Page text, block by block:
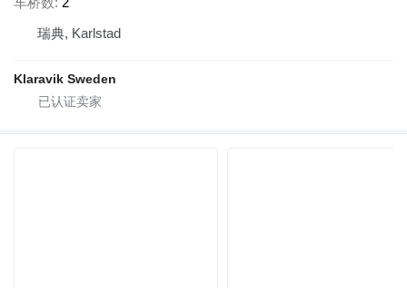
瑞典, Karlstad
Klaravik Sweden